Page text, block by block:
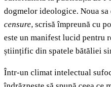
dogmelor ideologice. Noua sa
censure, scrisă împreună cu
este un manifest lucid pentru
științific din spatele bătăliei
Într-un climat intelectual